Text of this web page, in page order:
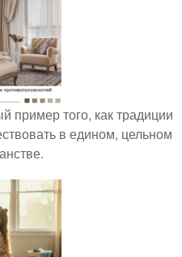
пример того, как традиции
в едином, цельном